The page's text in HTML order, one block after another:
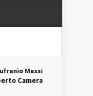
Massi
Camera